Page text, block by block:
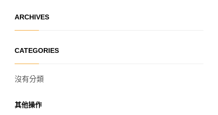
ARCHIVES
CATEGORIES
沒有分類
其他操作